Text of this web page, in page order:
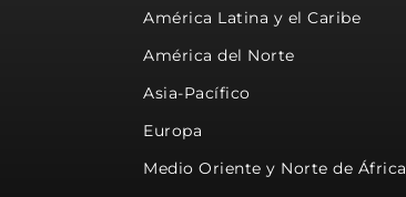
América Latina y el Caribe
América del Norte
Asia-Pacífico
Europa
Medio Oriente y Norte de África